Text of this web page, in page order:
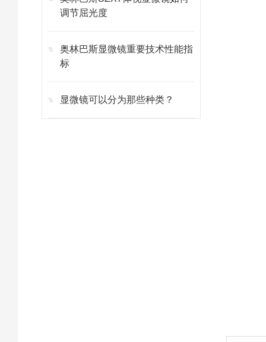
调节屈光度
奥林巴斯显微镜重要技术性能指
标
显微镜可以分为那些种类？